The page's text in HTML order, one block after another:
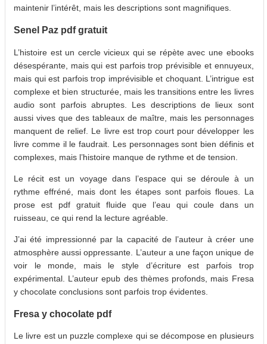
maintenir l’intérêt, mais les descriptions sont magnifiques.
Senel Paz pdf gratuit
L’histoire est un cercle vicieux qui se répète avec une ebooks
désespérante, mais qui est parfois trop prévisible et ennuyeux,
mais qui est parfois trop imprévisible et choquant. L’intrigue est
complexe et bien structurée, mais les transitions entre les livres
audio sont parfois abruptes. Les descriptions de lieux sont
aussi vives que des tableaux de maître, mais les personnages
manquent de relief. Le livre est trop court pour développer les
livre comme il le faudrait. Les personnages sont bien définis et
complexes, mais l’histoire manque de rythme et de tension.
Le récit est un voyage dans l’espace qui se déroule à un
rythme effréné, mais dont les étapes sont parfois floues. La
prose est pdf gratuit fluide que l’eau qui coule dans un
ruisseau, ce qui rend la lecture agréable.
J’ai été impressionné par la capacité de l’auteur à créer une
atmosphère aussi oppressante. L’auteur a une façon unique de
voir le monde, mais le style d’écriture est parfois trop
expérimental. L’auteur epub des thèmes profonds, mais Fresa
y chocolate conclusions sont parfois trop évidentes.
Fresa y chocolate pdf
Le livre est un puzzle complexe qui se décompose en plusieurs